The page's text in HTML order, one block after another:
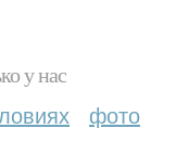
у нас
фото